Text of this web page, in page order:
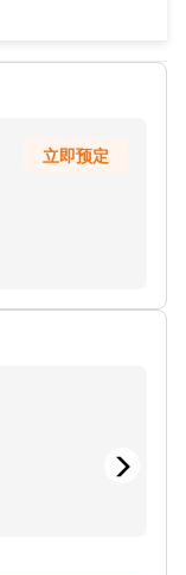
立即预定